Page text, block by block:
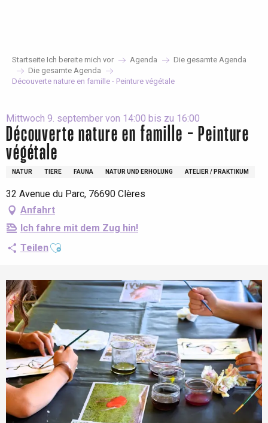
Startseite Ich bereite mich vor Agenda
Die gesamte Agenda
Die gesamte Agenda
Découverte nature en famille - Peinture végétale
Mittwoch 9. september von 14:00 bis zu 16:00
Découverte nature en famille - Peinture
végétale
NATUR TIERE FAUNA NATUR UND ERHOLUNG ATELIER / PRAKTIKUM
32 Avenue du Parc, 76690 Clères
Anfahrt
Ich fahre mit dem Zug hin!
TeilenAjouter aux favoris